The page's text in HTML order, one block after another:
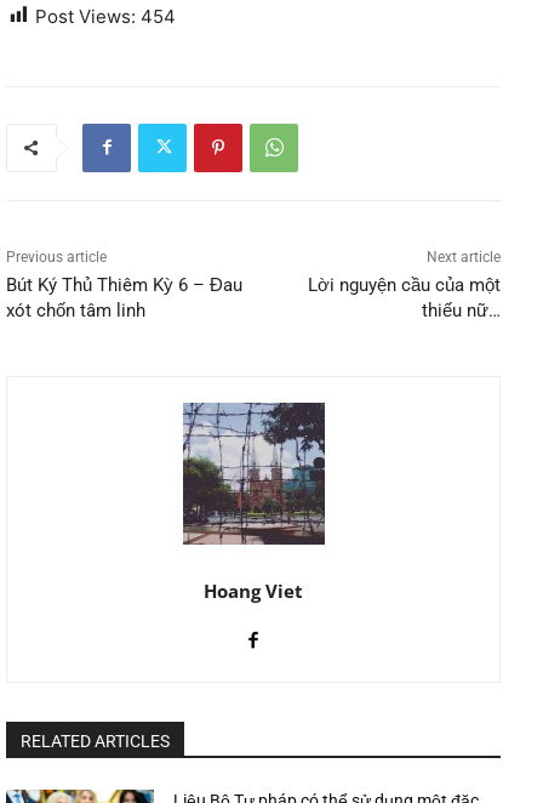
Post Views: 454
Previous article
Bút Ký Thủ Thiêm Kỳ 6 – Đau
xót chốn tâm linh
Next article
Lời nguyện cầu của một
thiếu nữ…
Hoang Viet
RELATED ARTICLES